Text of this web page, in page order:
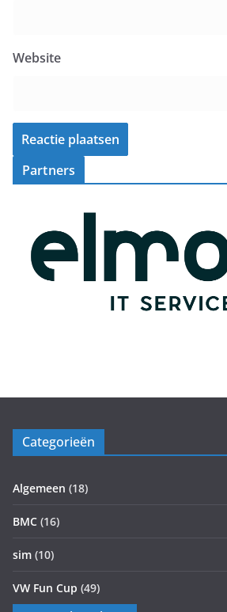
Website
Partners
Categorieën
Algemeen (18)
BMC (16)
sim (10)
VW Fun Cup (49)